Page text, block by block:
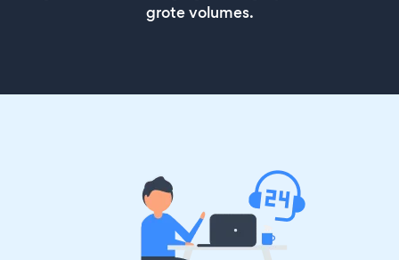
grote volumes.